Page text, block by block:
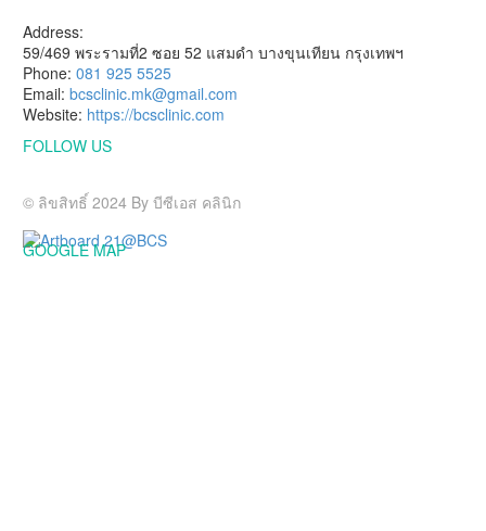
Address:
59/469 พระรามที่2 ซอย 52 แสมดำ บางขุนเทียน กรุงเทพฯ
Phone: 081 925 5525
Email: bcsclinic.mk@gmail.com
Website: https://bcsclinic.com
FOLLOW US
© ลิขสิทธิ์ 2024 By บีซีเอส คลินิก
GOOGLE MAP